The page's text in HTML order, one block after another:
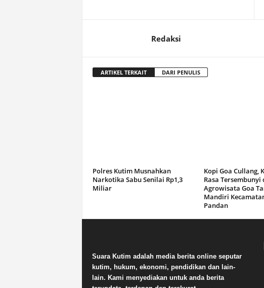
Redaksi
ARTIKEL TERKAIT DARI PENULIS
Polres Kutim Musnahkan
Narkotika Sabu Senilai Rp1,3
Miliar
Kopi Goa Cullang,
Rasa Tersembunyi
Agrowisata Goa
Mandiri
Pandan
Suara Kutim adalah media berita online seputar
kutim, hukum, ekonomi, pendidikan dan lain-
lain. Kami menyediakan untuk anda berita